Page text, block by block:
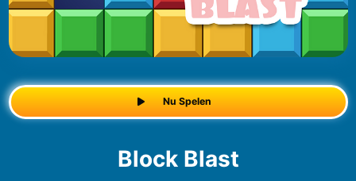
Nu Spelen
Block Blast